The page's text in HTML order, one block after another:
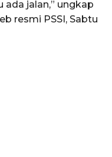
jalan,” ungkap
resmi PSSI, Sabtu